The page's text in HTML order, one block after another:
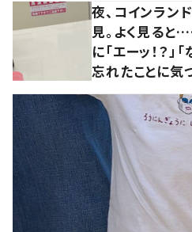
夜、コインラン
見。よく見ると
に「エーッ！？」
忘れたことに気